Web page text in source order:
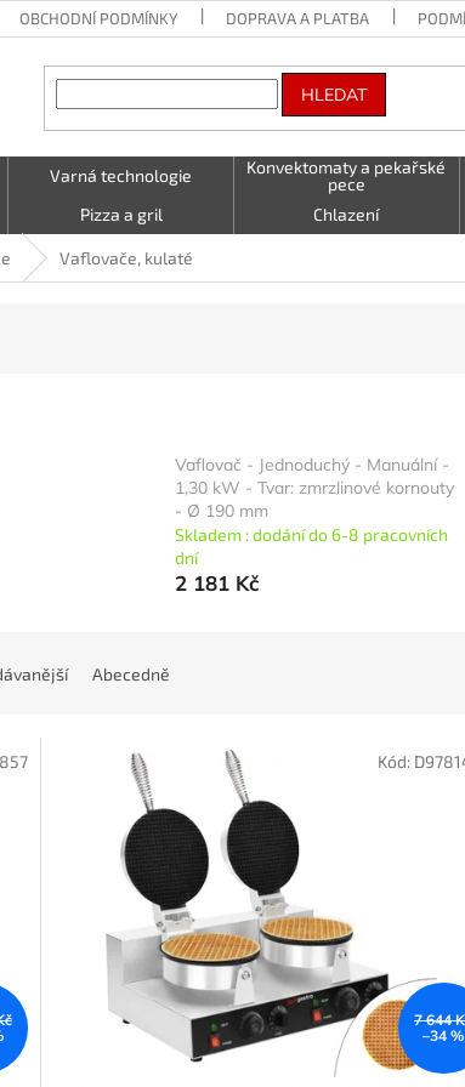
OBCHODNÍ PODMÍNKY DOPRAVA A PLATBA
HLEDAT
Varná technologie
Konvektomaty a pekařské
pece
Pizza a gril Chlazení
Vzduchotechnika
Vaflovače, kulaté
Vaflovač - Jednoduchý - Manuální -
1,30 kW - Tvar: zmrzlinové kornouty
- Ø 190 mm
Skladem : dodání do 6-8 pracovních
dní
2 181 Kč
Abecedně
7 644
–34 %
Kód: